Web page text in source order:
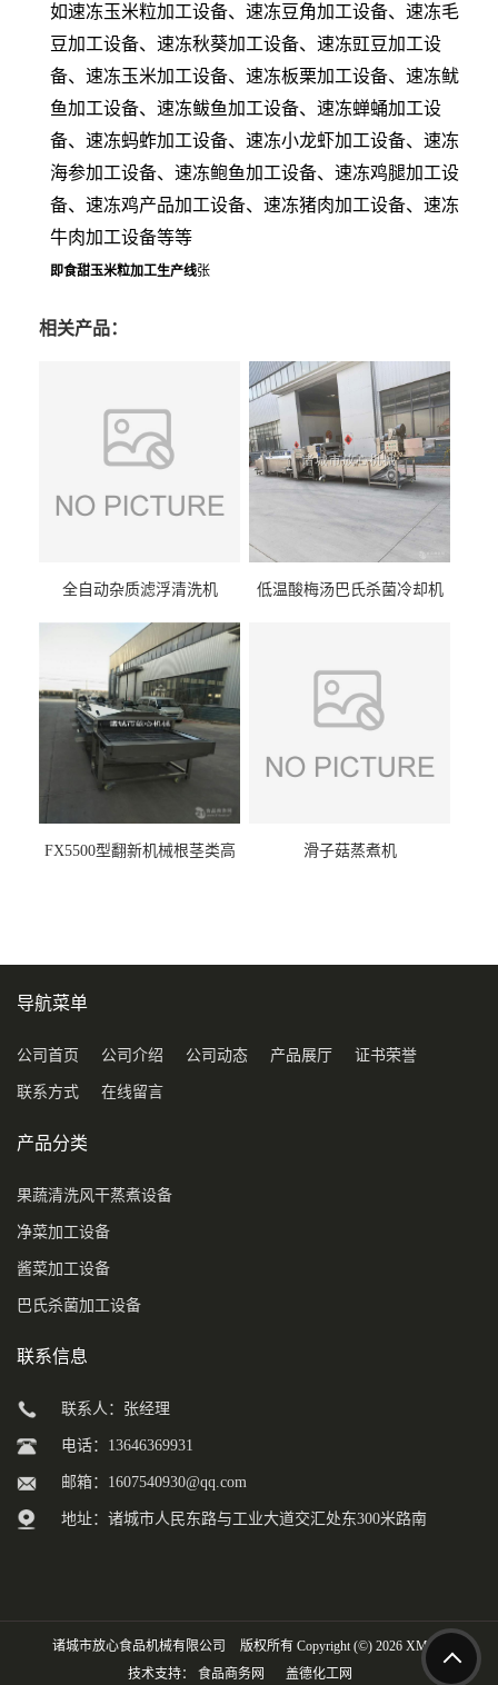
如速冻玉米粒加工设备、速冻豆角加工设备、速冻毛
豆加工设备、速冻秋葵加工设备、速冻豇豆加工设
备、速冻玉米加工设备、速冻板栗加工设备、速冻鱿
鱼加工设备、速冻鲅鱼加工设备、速冻蝉蛹加工设
备、速冻蚂蚱加工设备、速冻小龙虾加工设备、速冻
海参加工设备、速冻鲍鱼加工设备、速冻鸡腿加工设
备、速冻鸡产品加工设备、速冻猪肉加工设备、速冻
牛肉加工设备等等
即食甜玉米粒加工生产线张
相关产品：
全自动杂质滤浮清洗机 低温酸梅汤巴氏杀菌冷却机
FX5500型翻新机械根茎类高
滑子菇蒸煮机
导航菜单
公司首页 公司介绍 公司动态 产品展厅 证书荣誉
联系方式 在线留言
产品分类
果蔬清洗风干蒸煮设备
净菜加工设备
酱菜加工设备
巴氏杀菌加工设备
联系信息
联系人：张经理
电话：13646369931
邮箱： 1607540930@qq.com
地址：诸城市人民东路与工业大道交汇处东300米路南
诸城市放心食品机械有限公司 版权所有 Copyright (©) 2026 XML
技术支持： 食品商务网 盖德化工网